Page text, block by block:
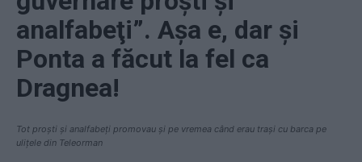
analfabeţi”. Așa e, dar și
Ponta a făcut la fel ca
Dragnea!
Tot proști și analfabeți promovau și pe vremea când erau trași cu barca pe
ulițele din Teleorman